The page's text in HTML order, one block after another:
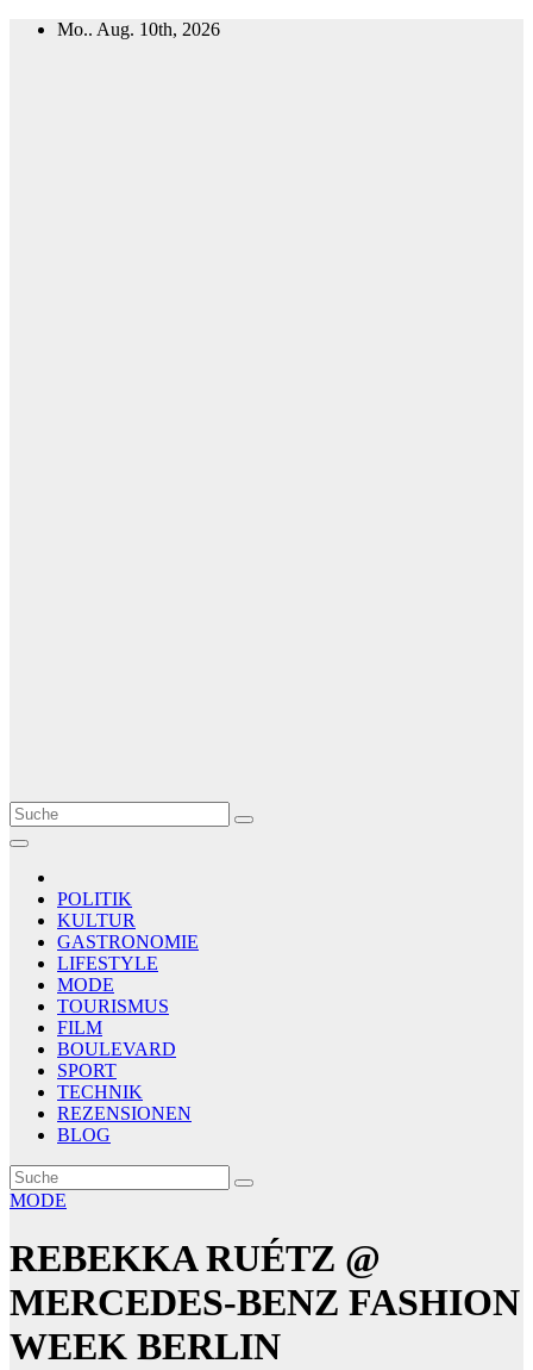
Zum
Mo.. Aug. 10th, 2026
Le Matin
AGENCE DE PRESSE
POLITIK
KULTUR
GASTRONOMIE
LIFESTYLE
MODE
TOURISMUS
FILM
BOULEVARD
SPORT
TECHNIK
REZENSIONEN
BLOG
MODE
REBEKKA RUÉTZ @
MERCEDES-BENZ FASHION
WEEK BERLIN